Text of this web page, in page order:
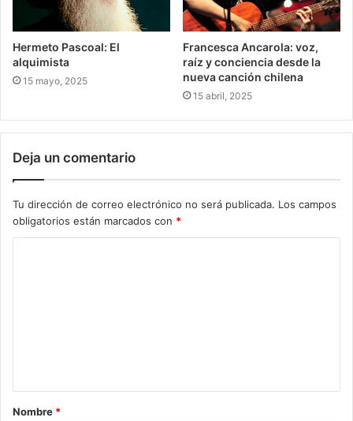
Hermeto Pascoal: El
alquimista
15 mayo, 2025
Francesca Ancarola: voz,
raíz y conciencia desde la
nueva canción chilena
15 abril, 2025
Deja un comentario
Tu dirección de correo electrónico no será publicada. Los campos
obligatorios están marcados con *
Nombre *